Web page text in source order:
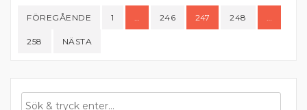
för
inlägg
FÖREGÅENDE 1 246 247 248
258 NÄSTA